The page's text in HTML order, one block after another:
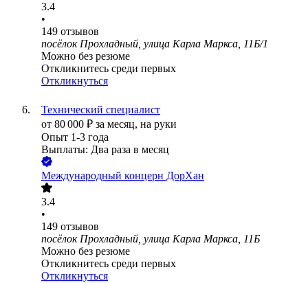
3.4
•
149 отзывов
посёлок Прохладный, улица Карла Маркса, 11Б/1
Можно без резюме
Откликнитесь среди первых
Откликнуться
Технический специалист
от 80 000 ₽ за месяц, на руки
Опыт 1-3 года
Выплаты: Два раза в месяц
Международный концерн ДорХан
3.4
•
149 отзывов
посёлок Прохладный, улица Карла Маркса, 11Б
Можно без резюме
Откликнитесь среди первых
Откликнуться